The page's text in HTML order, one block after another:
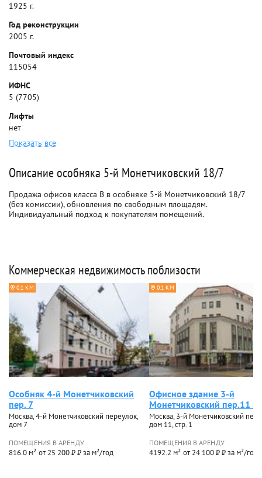
1925 г.
Год реконструкции
2005 г.
Почтовый индекс
115054
ИФНС
5 (7705)
Лифты
нет
Показать все
Описание особняка 5-й Монетчиковский 18/7
Продажа офисов класса B в особняке 5-й Монетчиковский 18/7
(без комиссии), обновления по свободным площадям.
Индивидуальный подход к покупателям помещений.
Коммерческая недвижимость поблизости
0.1 КМ
Особняк 4-й Монетчиковский
пер. 7
Москва, 4-й Монетчиковский переулок,
дом 7
ПОМЕЩЕНИЯ В АРЕНДУ
816.0 м² от 25 200 ₽ ₽ за м²/год
0.1 КМ
Офисное здание 3-й
Монетчиковский пер.11
Москва, 3-й Монетчиковский
дом 11, стр. 1
ПОМЕЩЕНИЯ В АРЕНДУ
4192.2 м² от 24 100 ₽ ₽ за м²/год